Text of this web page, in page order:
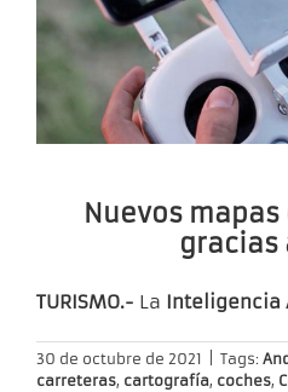
Nuevos
gracias
TURISMO.- La Inteligencia
30 de octubre de 2021 Tags:
carreteras, cartografía, coches,